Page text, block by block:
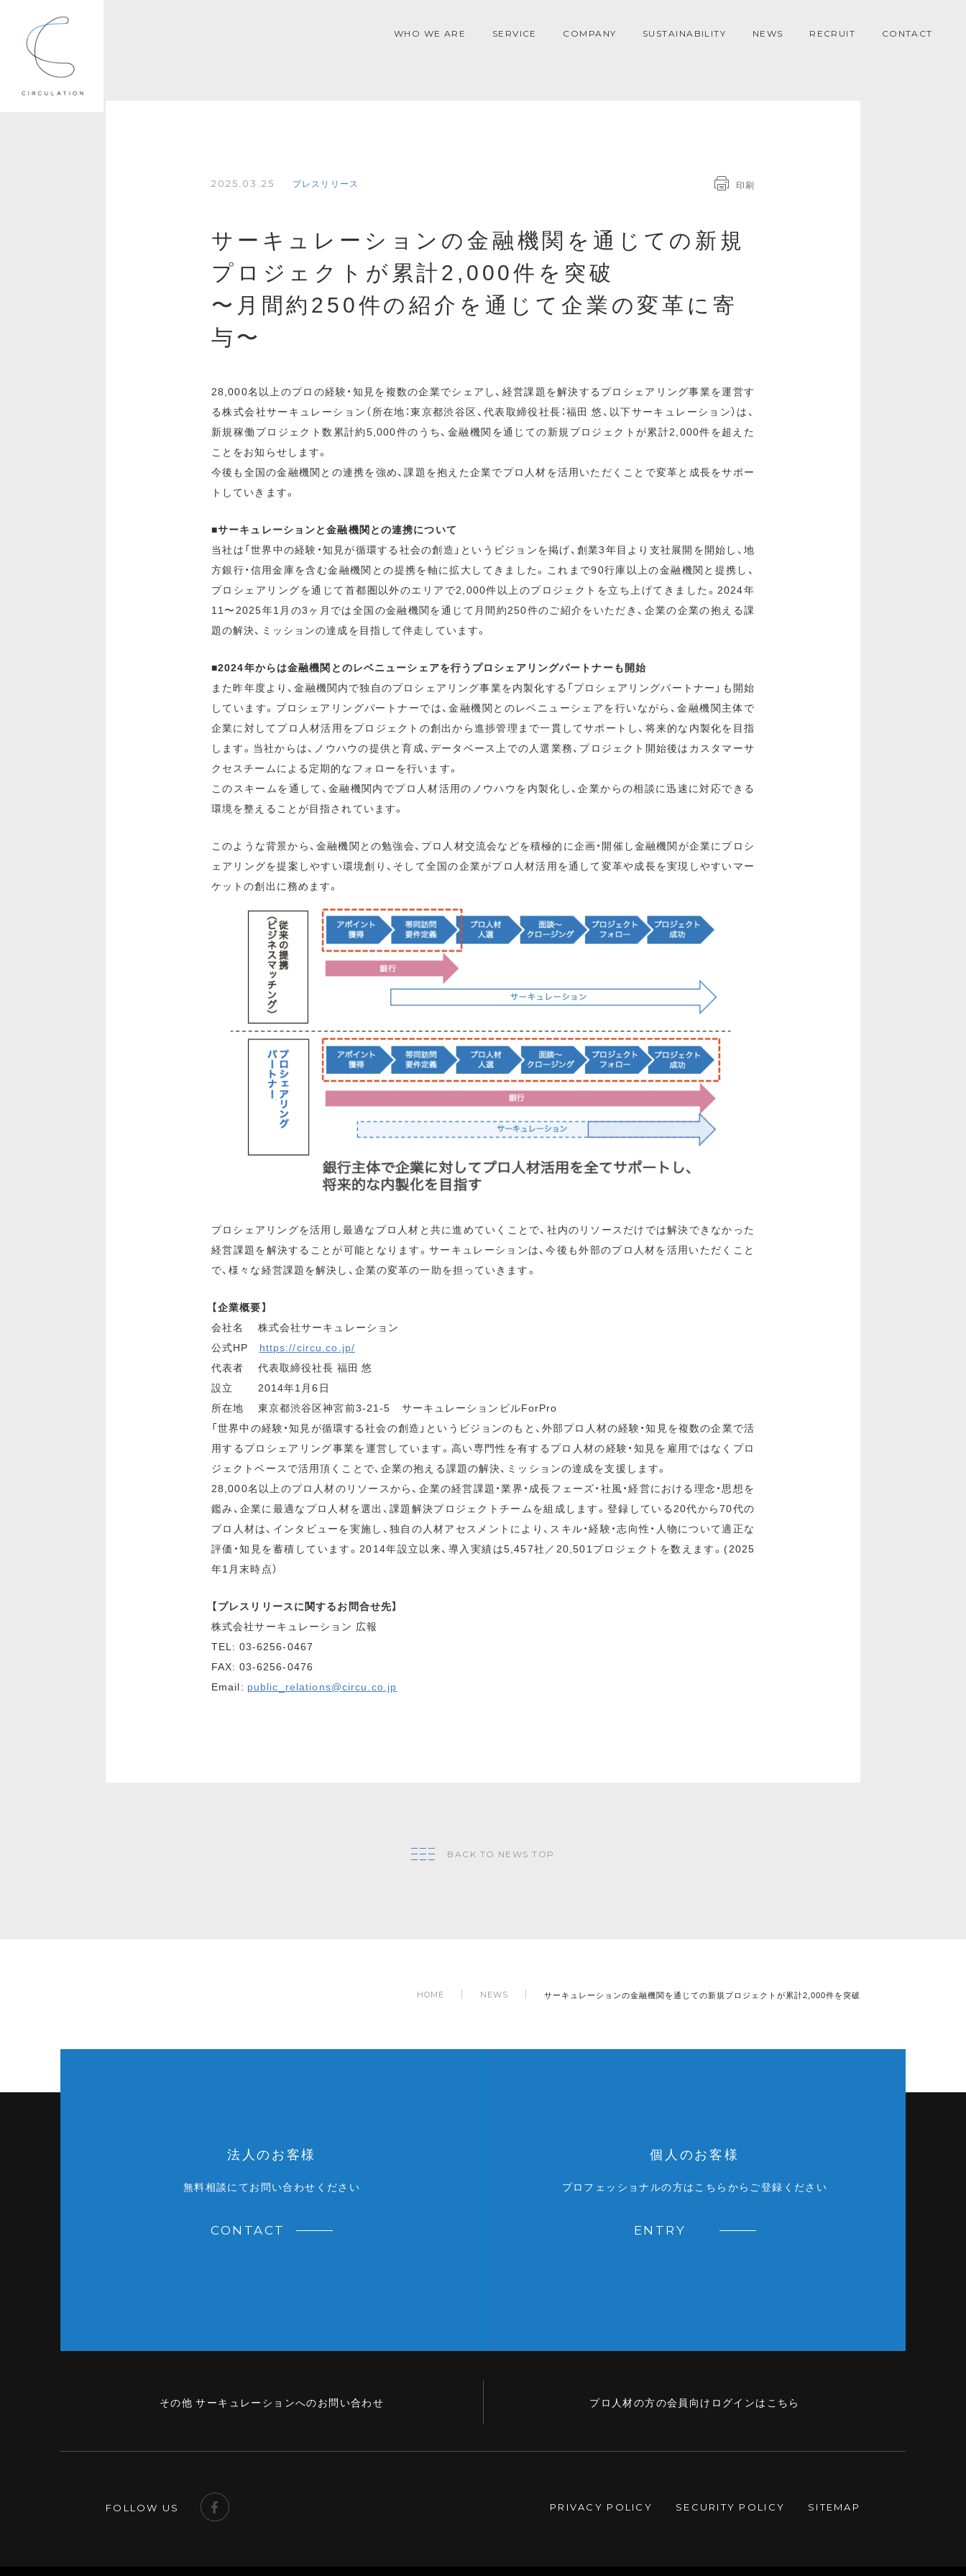
WHO WE ARE SERVICE COMPANY SUSTAINABILITY NEWS RECRUIT CONTACT
2025.03.25 プレスリリース 印刷
サーキュレーションの金融機関を通じての新規
プロジェクトが累計2,000件を突破
〜月間約250件の紹介を通じて企業の変革に寄
与〜
28,000名以上のプロの経験・知見を複数の企業でシェアし、経営課題を解決するプロシェアリング事業を運営す
る株式会社サーキュレーション（所在地：東京都渋谷区、代表取締役社長：福田 悠、以下サーキュレーション）は、
新規稼働プロジェクト数累計約5,000件のうち、金融機関を通じての新規プロジェクトが累計2,000件を超えた
ことをお知らせします。
今後も全国の金融機関との連携を強め、課題を抱えた企業でプロ人材を活用いただくことで変革と成長をサポー
トしていきます。
■サーキュレーションと金融機関との連携について
当社は「世界中の経験・知見が循環する社会の創造」というビジョンを掲げ、創業3年目より支社展開を開始し、地
方銀行・信用金庫を含む金融機関との提携を軸に拡大してきました。これまで90行庫以上の金融機関と提携し、
プロシェアリングを通じて首都圏以外のエリアで2,000件以上のプロジェクトを立ち上げてきました。2024年
11〜2025年1月の3ヶ月では全国の金融機関を通じて月間約250件のご紹介をいただき、企業の企業の抱える課
題の解決、ミッションの達成を目指して伴走しています。
■2024年からは金融機関とのレベニューシェアを行うプロシェアリングパートナーも開始
また昨年度より、金融機関内で独自のプロシェアリング事業を内製化する「プロシェアリングパートナー」も開始
しています。プロシェアリングパートナーでは、金融機関とのレベニューシェアを行いながら、金融機関主体で
企業に対してプロ人材活用をプロジェクトの創出から進捗管理まで一貫してサポートし、将来的な内製化を目指
します。当社からは、ノウハウの提供と育成、データベース上での人選業務、プロジェクト開始後はカスタマーサ
クセスチームによる定期的なフォローを行います。
このスキームを通して、金融機関内でプロ人材活用のノウハウを内製化し、企業からの相談に迅速に対応できる
環境を整えることが目指されています。
このような背景から、金融機関との勉強会、プロ人材交流会などを積極的に企画・開催し金融機関が企業にプロシ
ェアリングを提案しやすい環境創り、そして全国の企業がプロ人材活用を通して変革や成長を実現しやすいマー
ケットの創出に務めます。
プロシェアリングを活用し最適なプロ人材と共に進めていくことで、社内のリソースだけでは解決できなかった
経営課題を解決することが可能となります。サーキュレーションは、今後も外部のプロ人材を活用いただくこと
で、様々な経営課題を解決し、企業の変革の一助を担っていきます。
【企業概要】
会社名 株式会社サーキュレーション
公式HP https://circu.co.jp/
代表者 代表取締役社長 福田 悠
設立 2014年1月6日
所在地 東京都渋⾕区神宮前3-21-5 サーキュレーションビルForPro
「世界中の経験・知見が循環する社会の創造」というビジョンのもと、外部プロ人材の経験・知見を複数の企業で活
用するプロシェアリング事業を運営しています。高い専門性を有するプロ人材の経験・知見を雇用ではなくプロ
ジェクトベースで活用頂くことで、企業の抱える課題の解決、ミッションの達成を支援します。
28,000名以上のプロ人材のリソースから、企業の経営課題・業界・成長フェーズ・社風・経営における理念・思想を
鑑み、企業に最適なプロ人材を選出、課題解決プロジェクトチームを組成します。登録している20代から70代の
プロ人材は、インタビューを実施し、独自の人材アセスメントにより、スキル・経験・志向性・人物について適正な
評価・知見を蓄積しています。2014年設立以来、導入実績は5,457社／20,501プロジェクトを数えます。(2025
年1月末時点）
【プレスリリースに関するお問合せ先】
株式会社サーキュレーション 広報
TEL: 03-6256-0467
FAX: 03-6256-0476
Email: public_relations@circu.co.jp
BACK TO NEWS TOP
HOME NEWS サーキュレーションの金融機関を通じての新規プロジェクトが累計2,000件を突破
法人のお客様
無料相談にてお問い合わせください
CONTACT
個人のお客様
プロフェッショナルの方はこちらからご登録ください
ENTRY
その他 サーキュレーションへのお問い合わせ プロ人材の方の会員向けログインはこちら
FOLLOW US PRIVACY POLICY SECURITY POLICY SITEMAP